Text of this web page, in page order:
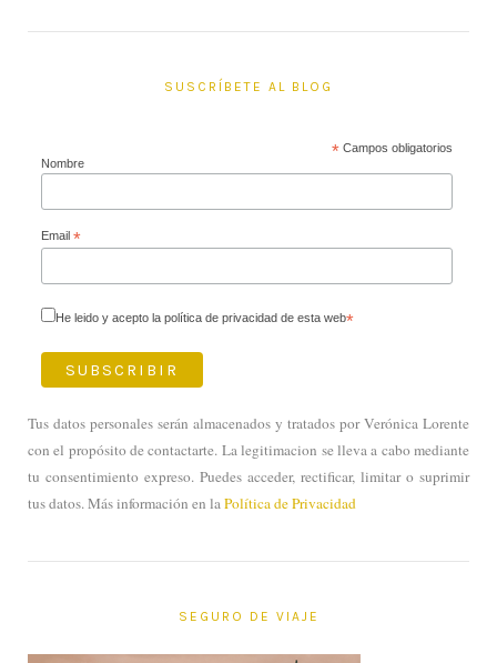
SUSCRÍBETE AL BLOG
*Campos obligatorios
Nombre
Email *
He leido y acepto la política de privacidad de esta web*
Tus datos personales serán almacenados y tratados por Verónica Lorente
con el propósito de contactarte. La legitimacion se lleva a cabo mediante
tu consentimiento expreso. Puedes acceder, rectificar, limitar o suprimir
tus datos. Más información en laPolítica de Privacidad
SEGURO DE VIAJE